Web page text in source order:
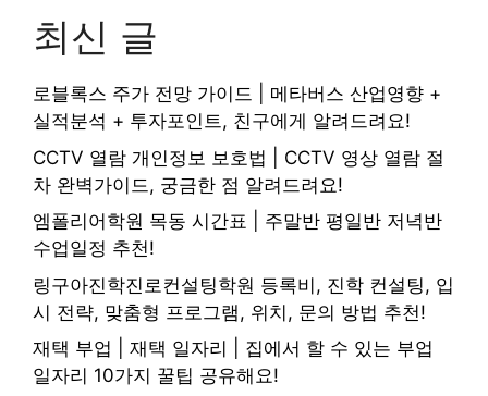
최신 글
로블록스 주가 전망 가이드 | 메타버스 산업영향 +
실적분석 + 투자포인트, 친구에게 알려드려요!
CCTV 열람 개인정보 보호법 | CCTV 영상 열람 절
차 완벽가이드, 궁금한 점 알려드려요!
엠폴리어학원 목동 시간표 | 주말반 평일반 저녁반
수업일정 추천!
링구아진학진로컨설팅학원 등록비, 진학 컨설팅, 입
시 전략, 맞춤형 프로그램, 위치, 문의 방법 추천!
재택 부업 | 재택 일자리 | 집에서 할 수 있는 부업
일자리 10가지 꿀팁 공유해요!